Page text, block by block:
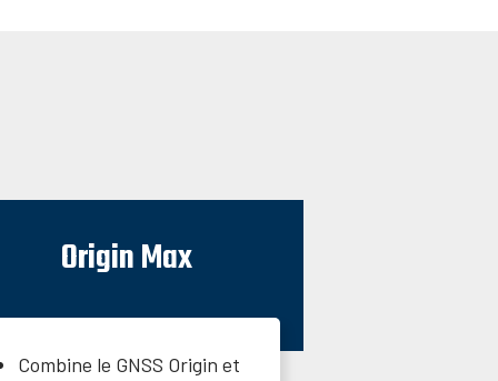
Origin Max
Combine le GNSS Origin et